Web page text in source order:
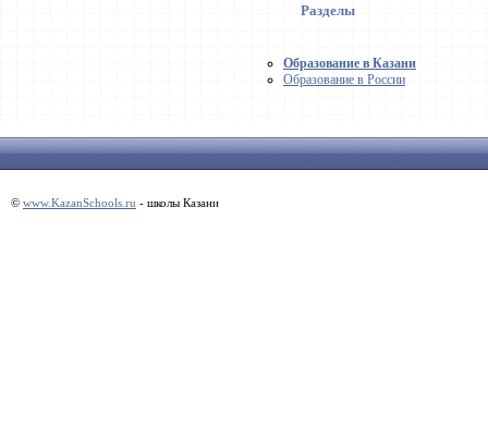
Разделы
Образование в Казани
Образование в России
© www.KazanSchools.ru - школы Казани